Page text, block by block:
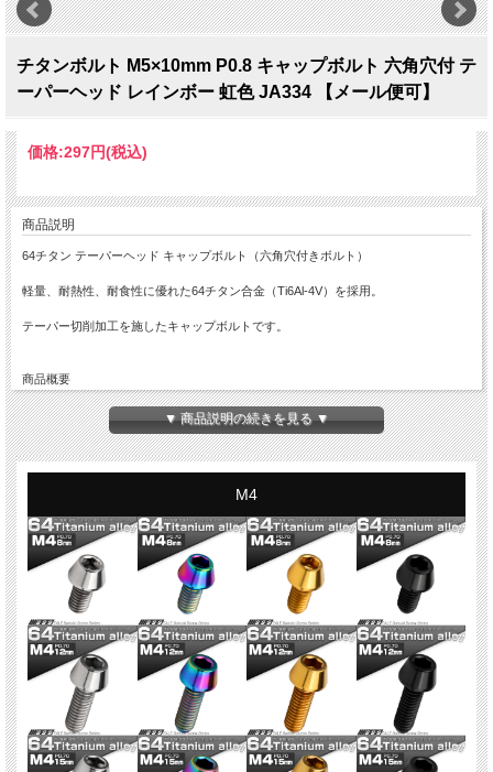
チタンボルト M5×10mm P0.8 キャップボルト 六角穴付 テ
ーパーヘッド レインボー 虹色 JA334 【メール便可】
価格:297円(税込)
商品説明
64チタン テーパーヘッド キャップボルト（六角穴付きボルト）
軽量、耐熱性、耐食性に優れた64チタン合金（Ti6Al-4V）を採用。
テーパー切削加工を施したキャップボルトです。
商品概要
■64チタン テーパーヘッド キャップボルト
■商品番号：JA334
■ネジの呼び：M5
■長さ：10mm
■カラー：虹色 レインボー
■入数：数量1で1本
※記載のサイズ・重量は平均値です。個体により誤差がございます。また、個体差
により着色が異なります。色味違い等による商品の交換はできません。予めご理解
の上、ご購入ください。
※入荷ロットにより、仕様変更になる場合がございます。また、全ネジ・半ネジが
変わる場合がございます。現ロットの詳細が必要な場合は、お問い合わせくださ
※適合に関するお問い合わせにはお答えできません。お手持ちの商品とサイズを比
較してご購入ください。
※チタンはカジリや焼き付きの発生しやすい材質です。折損防止のため、グリス等
のカジリ防止ケミカル材のご使用をお勧め致します。
※ご注文確定後の商品のご変更はできません。ご注文前に必ずご注文内容をご確認
ください。
▼ 商品説明の続きを見る ▼
M4